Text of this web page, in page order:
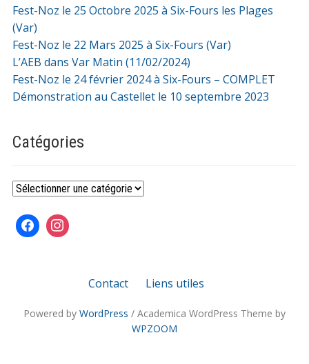
Fest-Noz le 25 Octobre 2025 à Six-Fours les Plages
(Var)
Fest-Noz le 22 Mars 2025 à Six-Fours (Var)
L’AEB dans Var Matin (11/02/2024)
Fest-Noz le 24 février 2024 à Six-Fours – COMPLET
Démonstration au Castellet le 10 septembre 2023
Catégories
Catégories
Contact Liens utiles
Powered by WordPress / Academica WordPress Theme by
WPZOOM